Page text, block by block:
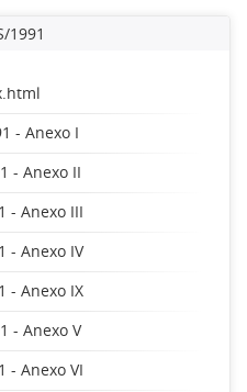
1991
- Anexo I
- Anexo II
- Anexo III
- Anexo IV
- Anexo IX
- Anexo V
- Anexo VI